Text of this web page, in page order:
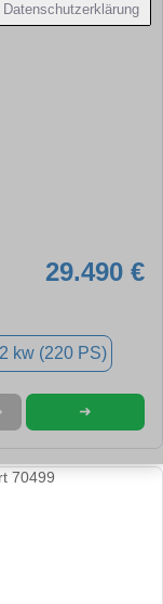
Datenschutzerklärung
29.490 €
kw (220 PS)
➜